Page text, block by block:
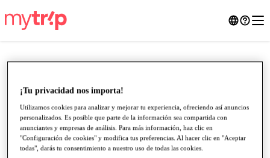
¡Tu privacidad nos importa!
Utilizamos cookies para analizar y mejorar tu experiencia, ofreciendo así anuncios
personalizados. Es posible que parte de la información sea compartida con
anunciantes y empresas de análisis. Para más información, haz clic en
"Configuración de cookies" y modifica tus preferencias. Al hacer clic en "Aceptar
todas", darás tu consentimiento a nuestro uso de todas las cookies.